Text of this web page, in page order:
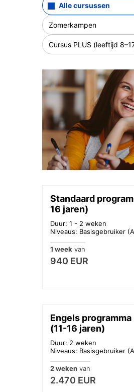
Alle cursussen
Zomerkampen
Cursus PLUS (leeftijd
Standaard
16 jaren)
Duur: 1 - 2 weken
Niveaus: Basisgebruiker
1 week van
940 EUR
Engels
(11-16 jaren)
Duur: 2 weken
Niveaus: Basisgebruiker
2 weken van
2.470 EUR